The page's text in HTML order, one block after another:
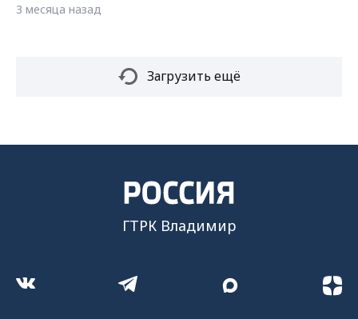
3 месяца назад
Загрузить ещё
ГТРК Владимир